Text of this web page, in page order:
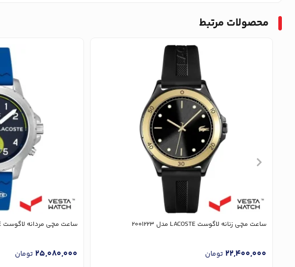
محصولات مرتبط
ساعت مچی زنانه لاگوست LACOSTE مدل 2001223
22,400,000 تومان
ساعت مچی مردانه لاگوست LACOSTE مدل 2011205
25,080,000 تومان